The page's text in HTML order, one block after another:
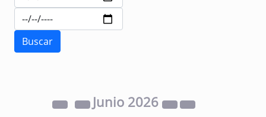
Junio 2026